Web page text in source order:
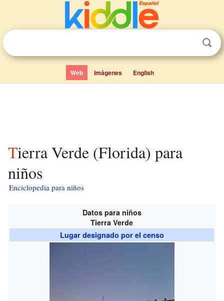
Web Imágenes English
Tierra Verde (Florida) para
niños
Enciclopedia para niños
Datos para niños
Tierra Verde
Lugar designado por el censo